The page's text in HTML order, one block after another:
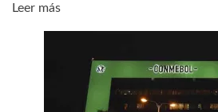
Leer másLeer
Copas
Libertadores